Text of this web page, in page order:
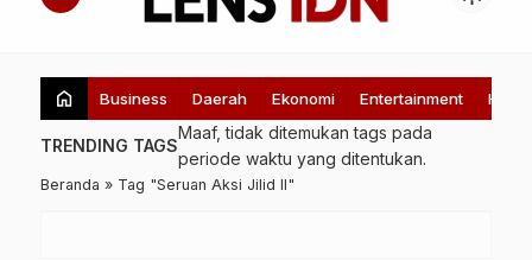
home Business Daerah Ekonomi Entertainment
TRENDING TAGS
Maaf, tidak ditemukan tags pada
periode waktu yang ditentukan.
Beranda » Tag "Seruan Aksi Jilid II"